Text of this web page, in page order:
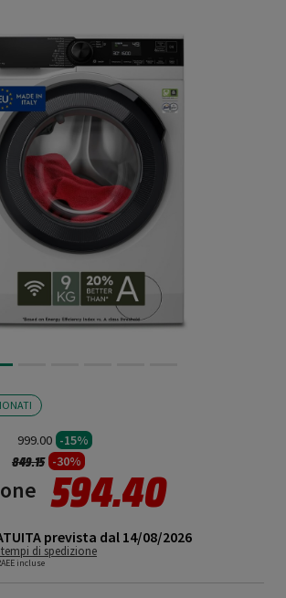
999.00 -15%
Prezzo ridotto da
849.15a -30%
594.40
prevista dal 14/08/2026
di spedizione
incluse